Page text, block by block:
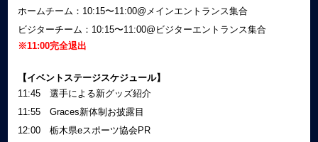
ホームチーム：10:15〜11:00@メインエントランス集合
ビジターチーム：10:15〜11:00@ビジターエントランス集合
※11:00完全退出
【イベントステージスケジュール】
11:45 選手による新グッズ紹介
11:55 Graces新体制お披露目
12:00 栃木県eスポーツ協会PR